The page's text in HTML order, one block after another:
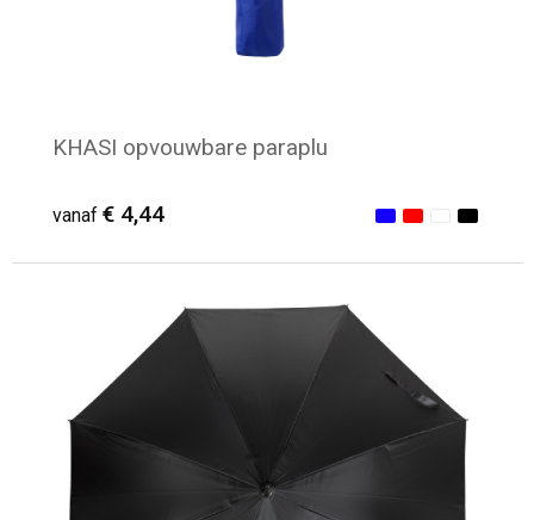
KHASI opvouwbare paraplu
vanaf € 4,44
Minimale afname: 25